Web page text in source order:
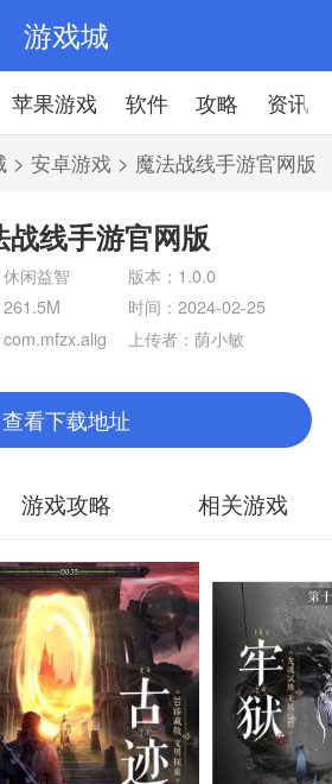
游戏城
苹果游戏 软件 攻略 资讯
>安卓游戏 > 魔法战线手游官网版
战线手游官网版
闲益智
版本：1.0.0
时间：2024-02-25
上传者：荫小敏
查看下载地址
游戏攻略 相关游戏